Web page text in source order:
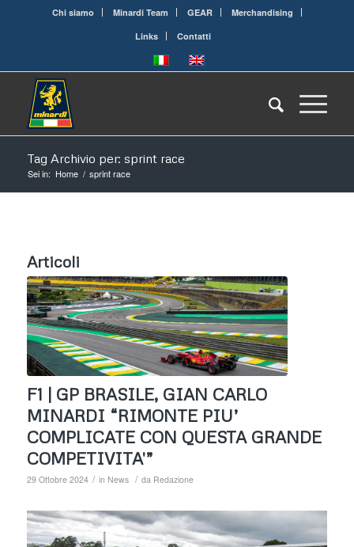
Chi siamo Minardi Team GEAR
Merchandising
Links
Contatti
Tag Archivio per: sprint race
Sei in: Home / sprint race
Articoli
F1 | GP BRASILE, GIAN CARLO
MINARDI “RIMONTE PIU’
COMPLICATE CON QUESTA GRANDE
COMPETIVITA'”
29 Ottobre 2024 / in News / da Redazione